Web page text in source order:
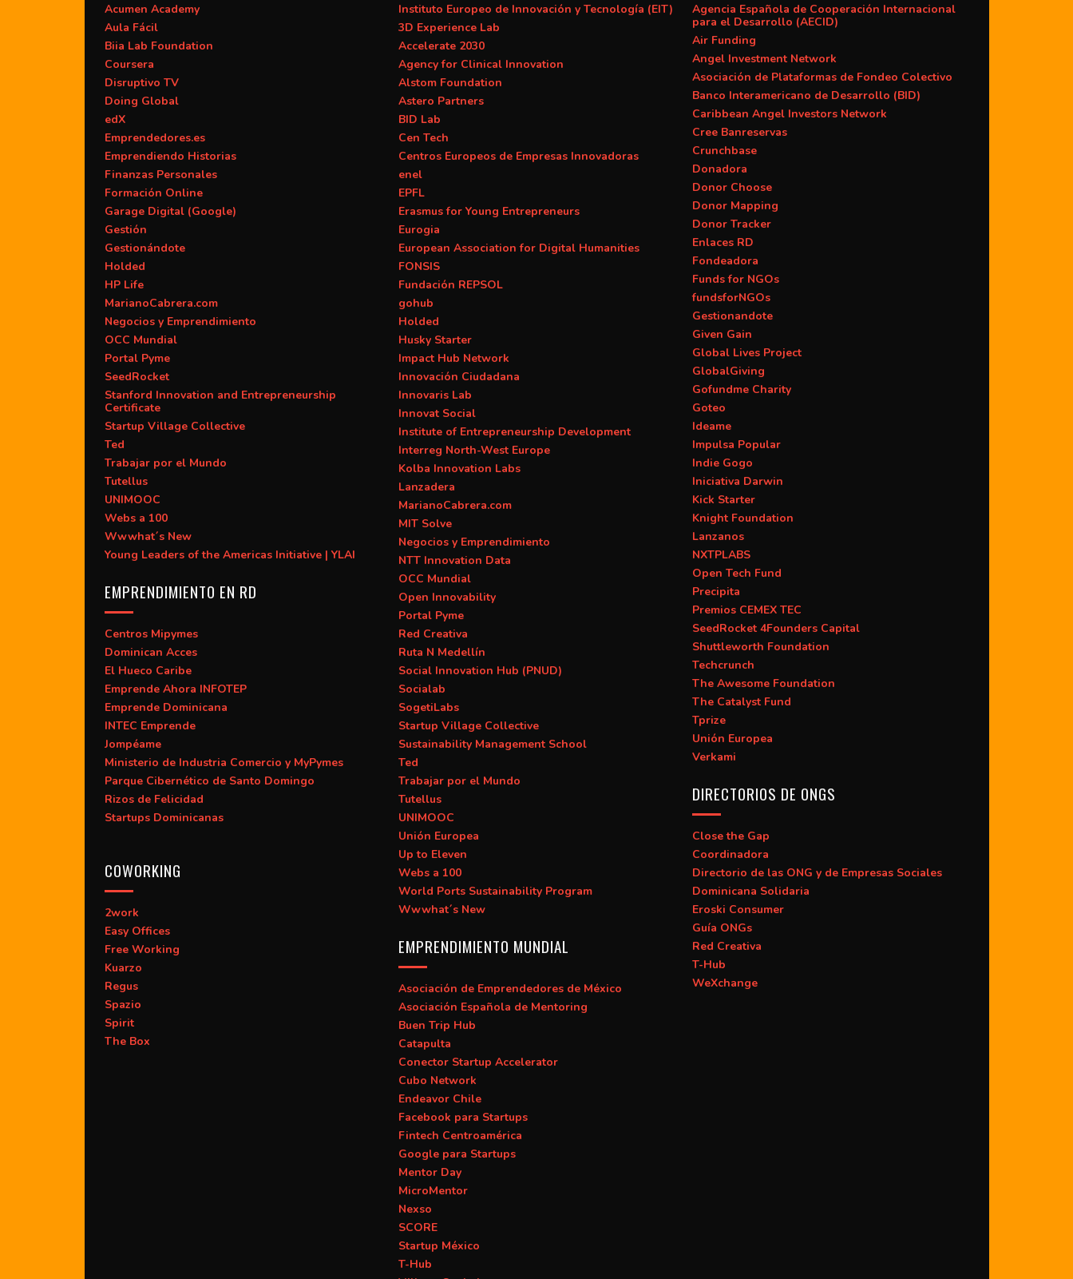
Acumen Academy
Aula Fácil
Biia Lab Foundation
Coursera
Disruptivo TV
Doing Global
edX
Emprendedores.es
Emprendiendo Historias
Finanzas Personales
Formación Online
Garage Digital (Google)
Gestión
Gestionándote
Holded
HP Life
MarianoCabrera.com
Negocios y Emprendimiento
OCC Mundial
Portal Pyme
SeedRocket
Stanford Innovation and Entrepreneurship
Certificate
Startup Village Collective
Ted
Trabajar por el Mundo
Tutellus
UNIMOOC
Webs a 100
Wwwhat´s New
Young Leaders of the Americas Initiative | YLAI
EMPRENDIMIENTO EN RD
Centros Mipymes
Dominican Acces
El Hueco Caribe
Emprende Ahora INFOTEP
Emprende Dominicana
INTEC Emprende
Jompéame
Ministerio de Industria Comercio y MyPymes
Parque Cibernético de Santo Domingo
Rizos de Felicidad
Startups Dominicanas
COWORKING
2work
Easy Offices
Free Working
Kuarzo
Regus
Spazio
Spirit
The Box
Instituto Europeo de Innovación y Tecnología (EIT)
3D Experience Lab
Accelerate 2030
Agency for Clinical Innovation
Alstom Foundation
Astero Partners
BID Lab
Cen Tech
Centros Europeos de Empresas Innovadoras
enel
EPFL
Erasmus for Young Entrepreneurs
Eurogia
European Association for Digital Humanities
FONSIS
Fundación REPSOL
gohub
Holded
Husky Starter
Impact Hub Network
Innovación Ciudadana
Innovaris Lab
Innovat Social
Institute of Entrepreneurship Development
Interreg North-West Europe
Kolba Innovation Labs
Lanzadera
MarianoCabrera.com
MIT Solve
Negocios y Emprendimiento
NTT Innovation Data
OCC Mundial
Open Innovability
Portal Pyme
Red Creativa
Ruta N Medellín
Social Innovation Hub (PNUD)
Socialab
SogetiLabs
Startup Village Collective
Sustainability Management School
Ted
Trabajar por el Mundo
Tutellus
UNIMOOC
Unión Europea
Up to Eleven
Webs a 100
World Ports Sustainability Program
Wwwhat´s New
EMPRENDIMIENTO MUNDIAL
Asociación de Emprendedores de México
Asociación Española de Mentoring
Buen Trip Hub
Catapulta
Conector Startup Accelerator
Cubo Network
Endeavor Chile
Facebook para Startups
Fintech Centroamérica
Google para Startups
Mentor Day
MicroMentor
Nexso
SCORE
Startup México
T-Hub
Agencia Española de Cooperación Internacional
para el Desarrollo (AECID)
Air Funding
Angel Investment Network
Asociación de Plataformas de Fondeo Colectivo
Banco Interamericano de Desarrollo (BID)
Caribbean Angel Investors Network
Cree Banreservas
Crunchbase
Donadora
Donor Choose
Donor Mapping
Donor Tracker
Enlaces RD
Fondeadora
Funds for NGOs
fundsforNGOs
Gestionandote
Given Gain
Global Lives Project
GlobalGiving
Gofundme Charity
Goteo
Ideame
Impulsa Popular
Indie Gogo
Iniciativa Darwin
Kick Starter
Knight Foundation
Lanzanos
NXTPLABS
Open Tech Fund
Precipita
Premios CEMEX TEC
SeedRocket 4Founders Capital
Shuttleworth Foundation
Techcrunch
The Awesome Foundation
The Catalyst Fund
Tprize
Unión Europea
Verkami
DIRECTORIOS DE ONGS
Close the Gap
Coordinadora
Directorio de las ONG y de Empresas Sociales
Dominicana Solidaria
Eroski Consumer
Guía ONGs
Red Creativa
T-Hub
WeXchange